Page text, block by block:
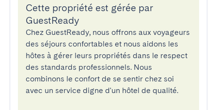
Cette propriété est gérée par
GuestReady
Chez GuestReady, nous offrons aux voyageurs
des séjours confortables et nous aidons les
hôtes à gérer leurs propriétés dans le respect
des standards professionnels. Nous
combinons le confort de se sentir chez soi
avec un service digne d'un hôtel de qualité.